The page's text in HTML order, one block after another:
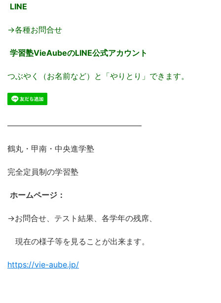
LINE
→各種お問合せ
学習塾VieAubeのLINE公式アカウント
つぶやく（お名前など）と「やりとり」できます。
―――――――――――――――――
鶴丸・甲南・中央進学塾
完全定員制の学習塾
ホームページ：
→お問合せ、テスト結果、各学年の残席、
現在の様子等を見ることが出来ます。
https://vie-aube.jp/